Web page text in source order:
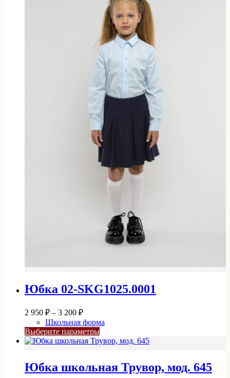
Опции
можно
выбрать
на
странице
товара.
Юбка 02-SKG1025.0001
2 950 ₽ – 3 200 ₽Диапазон
цен:
2
950 ₽
200 ₽
Школьная форма
Выберите параметрыЭтот
товар
вариаций.
Юбка школьная Трувор, мод. 645